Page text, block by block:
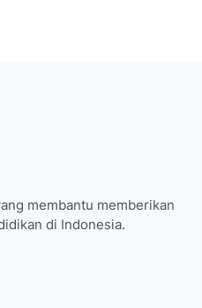
membantu memberikan
di Indonesia.